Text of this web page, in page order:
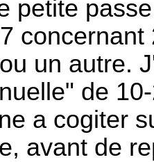
petite
un autre.
de
a cogiter
avant de